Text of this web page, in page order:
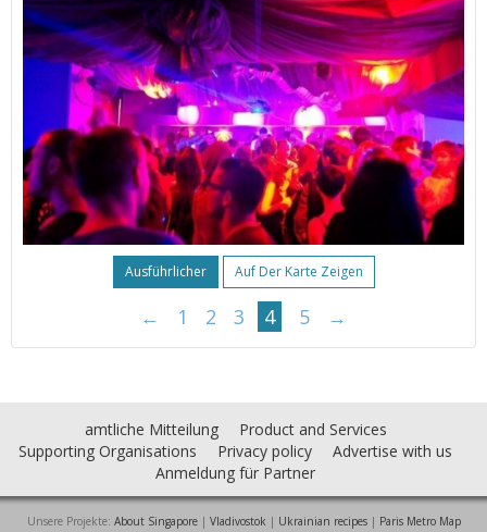
Ausführlicher Auf Der Karte Zeigen
← 1 2 3 4 5 →
amtliche Mitteilung
Product and Services
Supporting Organisations
Privacy policy
Advertise with us
Anmeldung für Partner
Unsere Projekte: About Singapore| Vladivostok | Ukrainian recipes| Paris Metro Map